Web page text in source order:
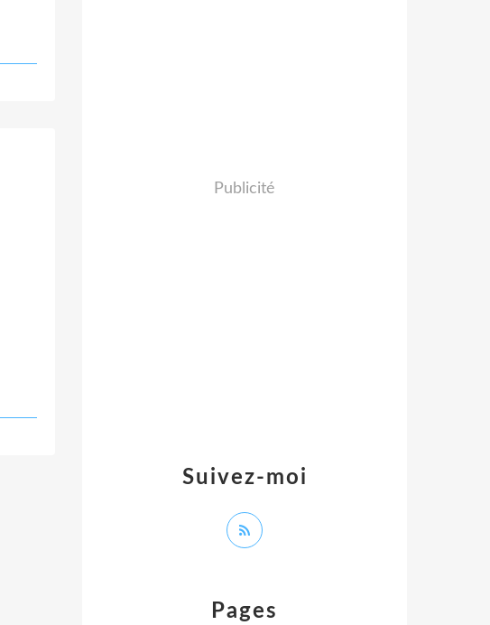
Pages
Suivez-moi
Publicité